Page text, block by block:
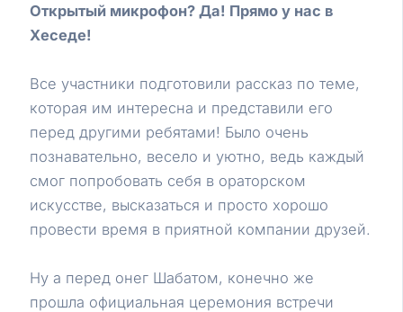
Открытый микрофон? Да! Прямо у нас в
Хеседе!
Все участники подготовили рассказ по теме,
которая им интересна и представили его
перед другими ребятами! Было очень
познавательно, весело и уютно, ведь каждый
смог попробовать себя в ораторском
искусстве, высказаться и просто хорошо
провести время в приятной компании друзей.
Ну а перед онег Шабатом, конечно же
прошла официальная церемония встречи